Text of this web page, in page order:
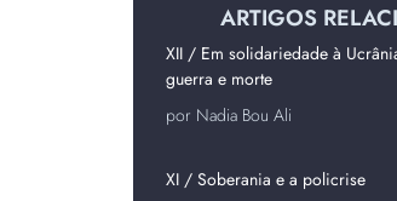
ARTIGOS
XII / Em solidariedade à
guerra e morte
por Nadia Bou Ali
XI / Soberania e a policrise